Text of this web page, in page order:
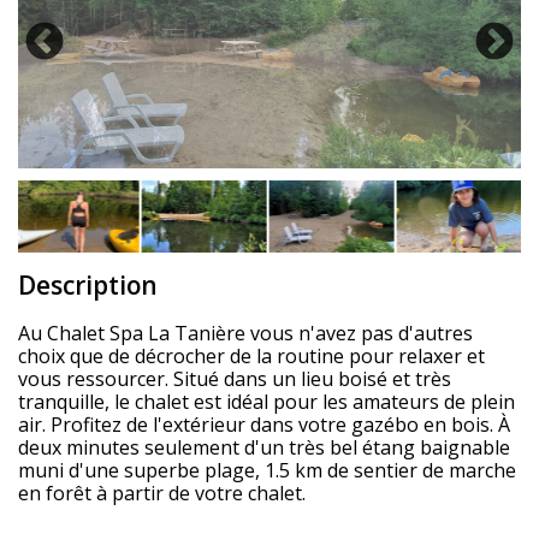
Description
Au Chalet Spa La Tanière vous n'avez pas d'autres
choix que de décrocher de la routine pour relaxer et
vous ressourcer. Situé dans un lieu boisé et très
tranquille, le chalet est idéal pour les amateurs de plein
air. Profitez de l'extérieur dans votre gazébo en bois. À
deux minutes seulement d'un très bel étang baignable
muni d'une superbe plage, 1.5 km de sentier de marche
en forêt à partir de votre chalet.